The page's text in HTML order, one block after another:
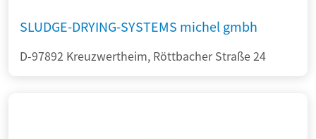
SLUDGE-DRYING-SYSTEMS michel gmbh
D-97892 Kreuzwertheim, Röttbacher Straße 24